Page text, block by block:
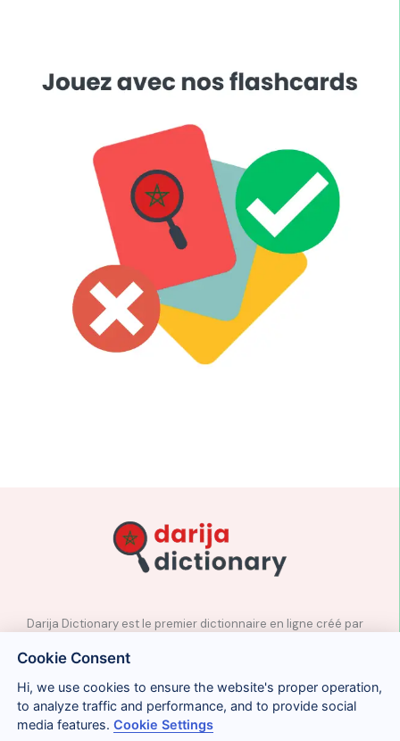
Darija Dictionary est le premier dictionnaire en ligne créé par
📲Réseaux sociaux
🤝🏼Proposer des mots
Cookie Consent
Hi, we use cookies to ensure the website's proper operation,
to analyze traffic and performance, and to provide social
media features.Cookie Settings